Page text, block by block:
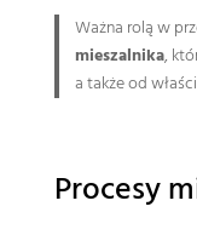
Ważna rolą w
mieszalnika,
a także od
Procesy